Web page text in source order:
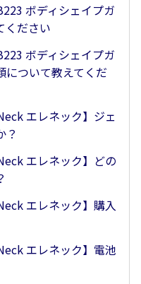
ボディシェイプガ
ください
ボディシェイプガ
について教えてくだ
エレネック】ジェ
？
エレネック】どの
エレネック】購入
エレネック】電池